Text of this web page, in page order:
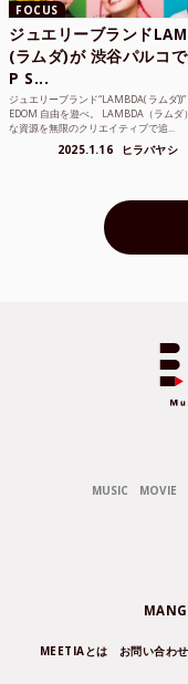
FOCUS
ジュエリーブランド
(ラムダ)が 渋谷パルコ
P S...
ジュエリーブランド“LAMBDA( ラムダ))”
EDOM 自由を遊べ。 LAMBDA（ラムダ
な資源を無限のクリエイティブで追...
2025.1.16 ヒラバヤシ
MUSIC MOVIE
MEETIAとは お問い合わせ